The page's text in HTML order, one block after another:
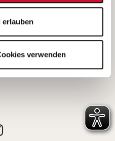
erlauben
verwenden